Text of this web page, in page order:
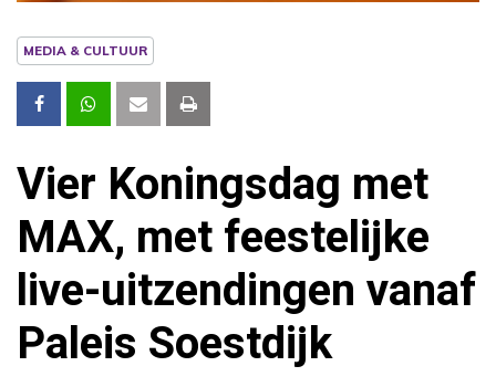
MEDIA & CULTUUR
Vier Koningsdag met
MAX, met feestelijke
live-uitzendingen vanaf
Paleis Soestdijk